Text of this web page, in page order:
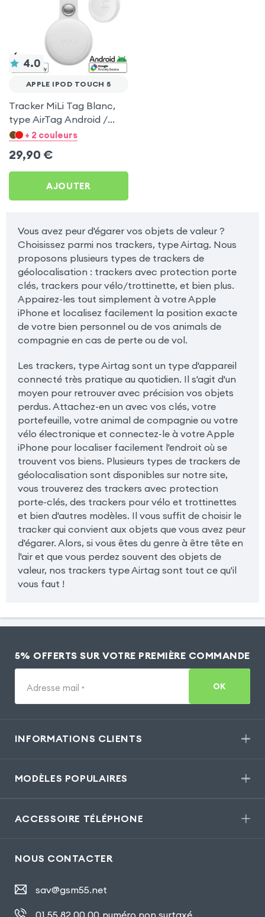
4.0
APPLE IPOD TOUCH 5
Tracker MiLi Tag Blanc,
type AirTag Android /
Apple pour Apple iPod
+ 2 couleurs
29,90 €
AJOUTER
Vous avez peur d'égarer vos objets de valeur ?
Choisissez parmi nos trackers, type Airtag. Nous
proposons plusieurs types de trackers de
géolocalisation : trackers avec protection porte
clés, trackers pour vélo/trottinette, et bien plus.
Appairez-les tout simplement à votre Apple
iPhone et localisez facilement la position exacte
de votre bien personnel ou de vos animals de
compagnie en cas de perte ou de vol.
Les trackers, type Airtag sont un type d'appareil
connecté très pratique au quotidien. Il s'agit d'un
moyen pour retrouver avec précision vos objets
perdus. Attachez-en un avec vos clés, votre
portefeuille, votre animal de compagnie ou votre
vélo électronique et connectez-le à votre Apple
iPhone pour localiser facilement l'endroit où se
trouvent vos biens. Plusieurs types de trackers de
géolocalisation sont disponibles sur notre site,
vous trouverez des trackers avec protection
porte-clés, des trackers pour vélo et trottinettes
et bien d'autres modèles. Il vous suffit de choisir le
tracker qui convient aux objets que vous avez peur
d'égarer. Alors, si vous êtes du genre à être tête en
l'air et que vous perdez souvent des objets de
valeur, nos trackers type Airtag sont tout ce qu'il
vous faut !
5% OFFERTS SUR VOTRE PREMIÈRE COMMANDE
Adresse mail * OK
INFORMATIONS CLIENTS
MODÈLES POPULAIRES
ACCESSOIRE TÉLÉPHONE
NOUS CONTACTER
sav@gsm55.net